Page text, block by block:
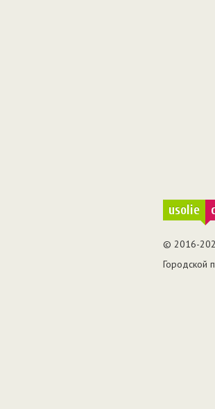
usolie
© 2016-
Городской